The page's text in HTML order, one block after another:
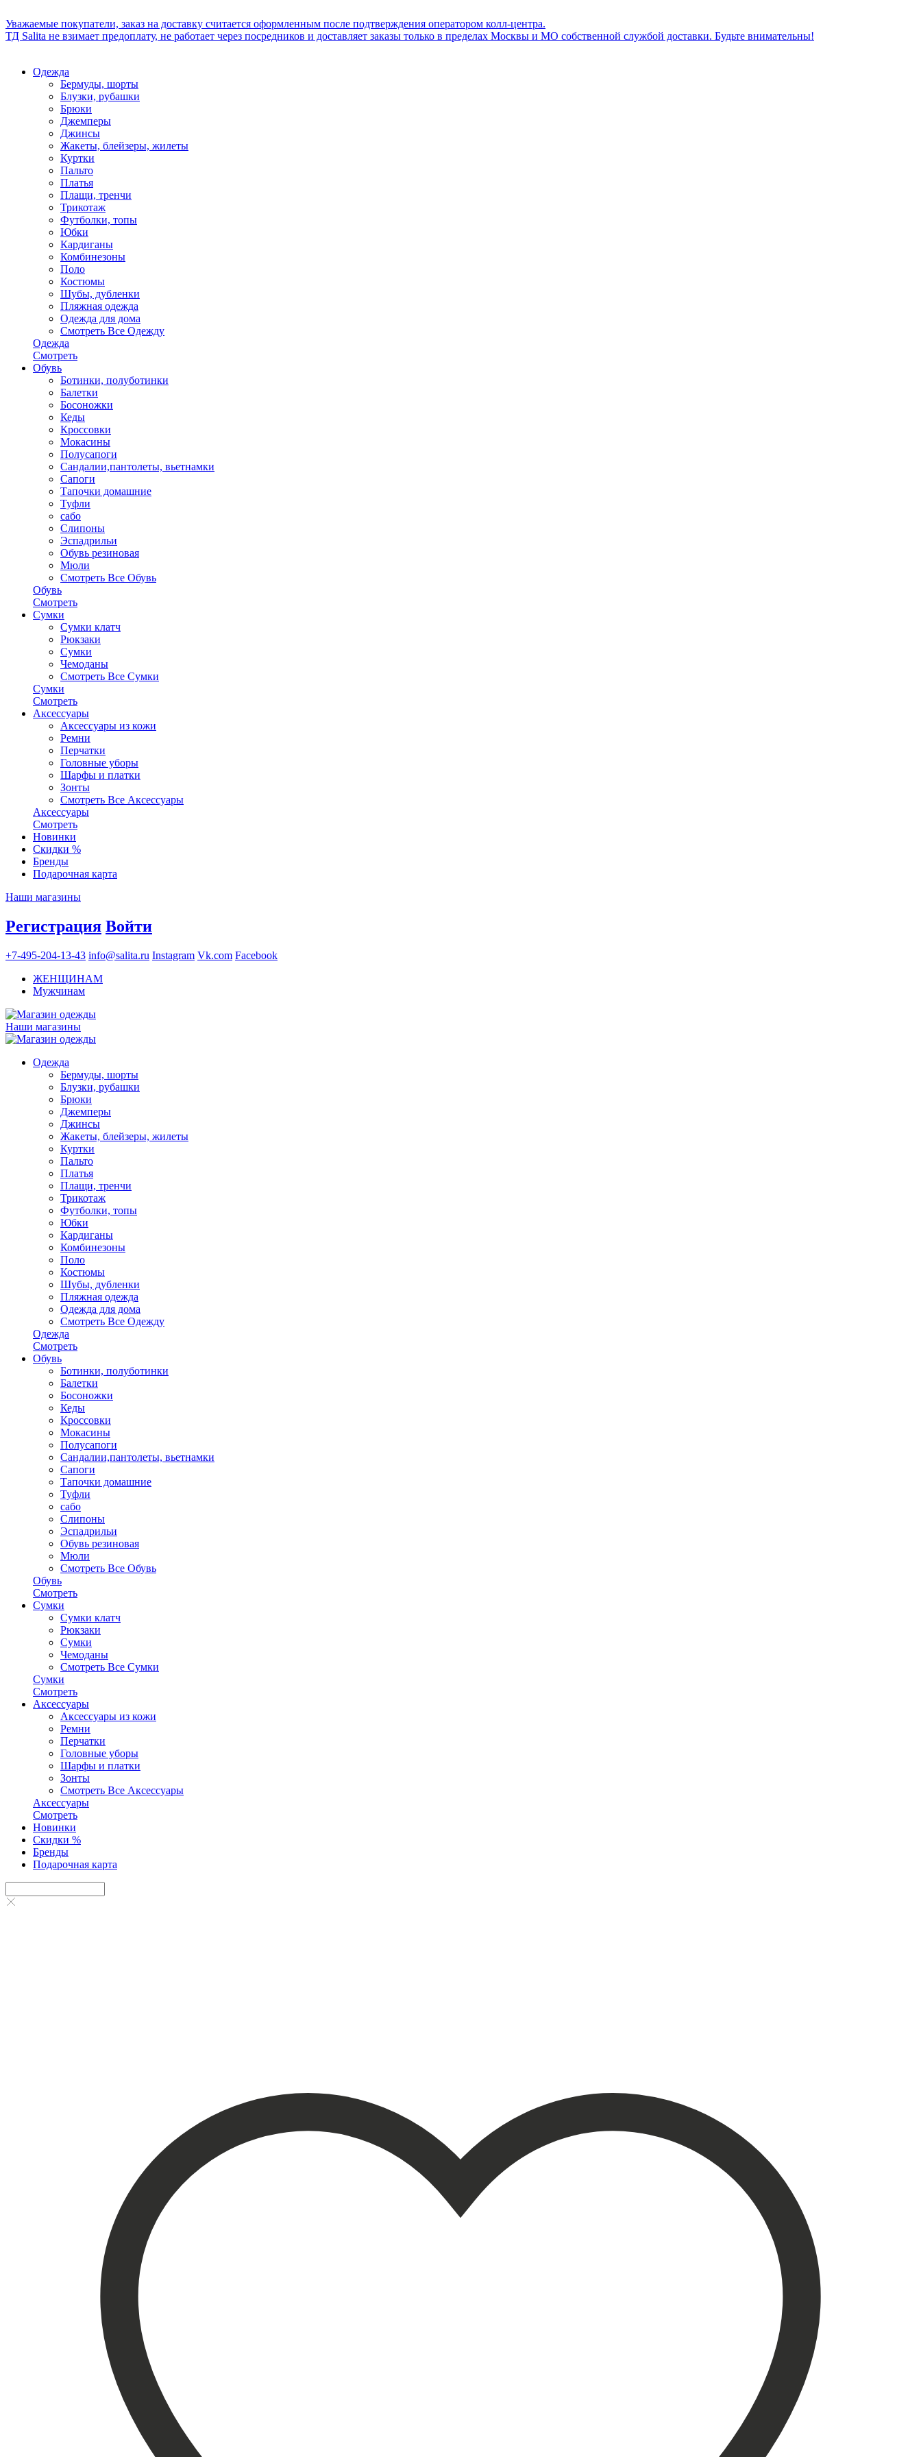
Уважаемые покупатели, заказ на доставку считается оформленным после подтверждения оператором колл-центра.
ТД Salita не взимает предоплату, не работает через посредников и доставляет заказы только в пределах Москвы и МО собственной службой доставки. Будьте внимательны!
Одежда
Бермуды, шорты
Блузки, рубашки
Брюки
Джемперы
Джинсы
Жакеты, блейзеры, жилеты
Куртки
Пальто
Платья
Плащи, тренчи
Трикотаж
Футболки, топы
Юбки
Кардиганы
Комбинезоны
Поло
Костюмы
Шубы, дубленки
Пляжная одежда
Одежда для дома
Смотреть Все Одежду
Одежда
Смотреть
Обувь
Ботинки, полуботинки
Балетки
Босоножки
Кеды
Кроссовки
Мокасины
Полусапоги
Сандалии,пантолеты, вьетнамки
Сапоги
Тапочки домашние
Туфли
сабо
Слипоны
Эспадрильи
Обувь резиновая
Мюли
Смотреть Все Обувь
Обувь
Смотреть
Сумки
Сумки клатч
Рюкзаки
Сумки
Чемоданы
Смотреть Все Сумки
Сумки
Смотреть
Аксессуары
Аксессуары из кожи
Ремни
Перчатки
Головные уборы
Шарфы и платки
Зонты
Смотреть Все Аксессуары
Аксессуары
Смотреть
Новинки
Скидки %
Бренды
Подарочная карта
Наши магазины
Регистрация Войти
+7-495-204-13-43 info@salita.ru Instagram Vk.com Facebook
ЖЕНЩИНАМ
Мужчинам
Наши магазины
Одежда
Бермуды, шорты
Блузки, рубашки
Брюки
Джемперы
Джинсы
Жакеты, блейзеры, жилеты
Куртки
Пальто
Платья
Плащи, тренчи
Трикотаж
Футболки, топы
Юбки
Кардиганы
Комбинезоны
Поло
Костюмы
Шубы, дубленки
Пляжная одежда
Одежда для дома
Смотреть Все Одежду
Одежда
Смотреть
Обувь
Ботинки, полуботинки
Балетки
Босоножки
Кеды
Кроссовки
Мокасины
Полусапоги
Сандалии,пантолеты, вьетнамки
Сапоги
Тапочки домашние
Туфли
сабо
Слипоны
Эспадрильи
Обувь резиновая
Мюли
Смотреть Все Обувь
Обувь
Смотреть
Сумки
Сумки клатч
Рюкзаки
Сумки
Чемоданы
Смотреть Все Сумки
Сумки
Смотреть
Аксессуары
Аксессуары из кожи
Ремни
Перчатки
Головные уборы
Шарфы и платки
Зонты
Смотреть Все Аксессуары
Аксессуары
Смотреть
Новинки
Скидки %
Бренды
Подарочная карта